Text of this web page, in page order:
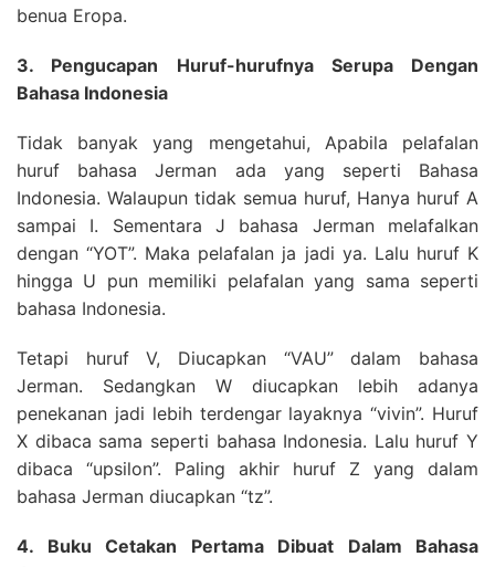
benua Eropa.
3. Pengucapan Huruf-hurufnya Serupa Dengan
Bahasa Indonesia
Tidak banyak yang mengetahui, Apabila pelafalan
huruf bahasa Jerman ada yang seperti Bahasa
Indonesia. Walaupun tidak semua huruf, Hanya huruf A
sampai I. Sementara J bahasa Jerman melafalkan
dengan “YOT”. Maka pelafalan ja jadi ya. Lalu huruf K
hingga U pun memiliki pelafalan yang sama seperti
bahasa Indonesia.
Tetapi huruf V, Diucapkan “VAU” dalam bahasa
Jerman. Sedangkan W diucapkan lebih adanya
penekanan jadi lebih terdengar layaknya “vivin”. Huruf
X dibaca sama seperti bahasa Indonesia. Lalu huruf Y
dibaca “upsilon”. Paling akhir huruf Z yang dalam
bahasa Jerman diucapkan “tz”.
4. Buku Cetakan Pertama Dibuat Dalam Bahasa